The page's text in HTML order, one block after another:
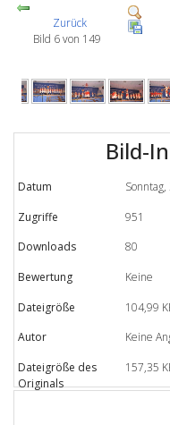
Zurück
Bild 6 von 149
Bild-
Datum
Zugriffe
951
Downloads
80
Bewertung
Keine
Dateigröße
104,99
Autor
Keine
Dateigröße des
Originals
157,35